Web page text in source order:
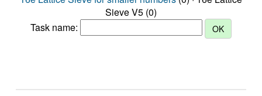
Sieve V5 (0)
Task name: